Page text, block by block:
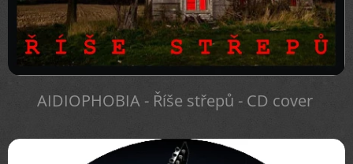
AIDIOPHOBIA - Říše střepů - CD cover